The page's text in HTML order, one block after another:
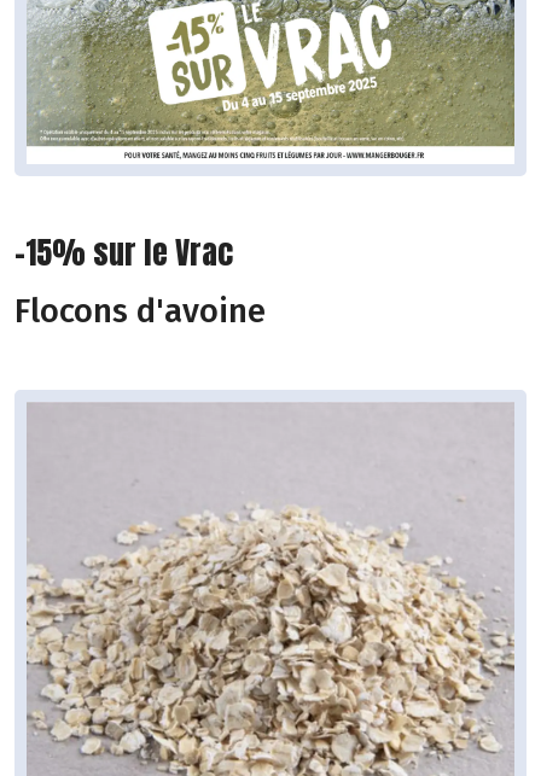
-15% sur le Vrac
Flocons d'avoine